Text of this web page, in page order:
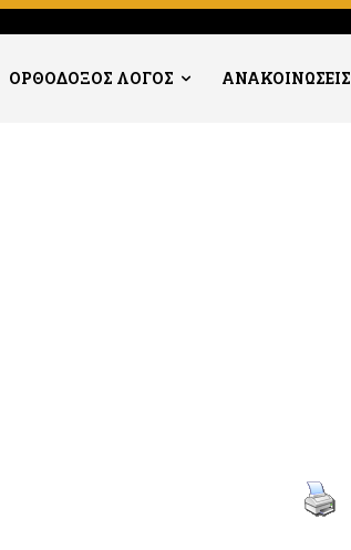
ΟΡΘΟΔΟΞΟΣ ΛΟΓΟΣ ΑΝΑΚΟΙΝΩΣΕΙΣ